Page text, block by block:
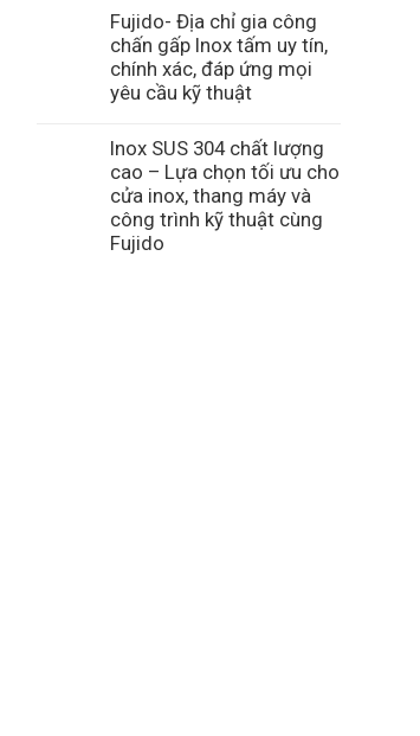
Fujido- Địa chỉ gia công
chấn gấp Inox tấm uy tín,
chính xác, đáp ứng mọi
yêu cầu kỹ thuật
Inox SUS 304 chất lượng
cao – Lựa chọn tối ưu cho
cửa inox, thang máy và
công trình kỹ thuật cùng
Fujido